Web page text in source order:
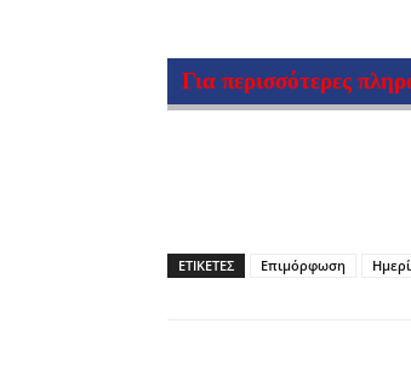
Για περισσότερες
ΕΤΙΚΕΤΕΣ Επιμόρφωση